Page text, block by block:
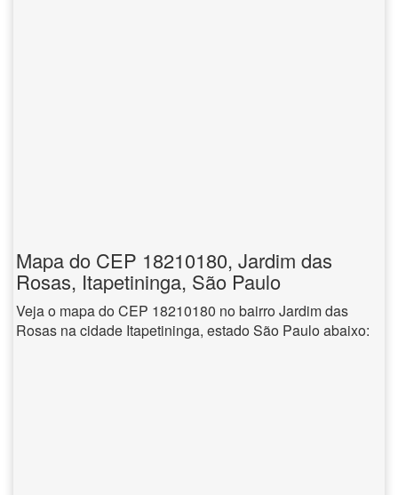
Mapa do CEP 18210180, Jardim das
Rosas, Itapetininga, São Paulo
Veja o mapa do CEP 18210180 no bairro Jardim das
Rosas na cidade Itapetininga, estado São Paulo abaixo: